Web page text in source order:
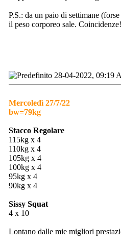
P.S.: da un paio di settimane
il peso corporeo sale.
28-04-2022, 09:19
Mercoledì 27/7/22
bw=79kg
Stacco Regolare
115kg x 4
110kg x 4
105kg x 4
100kg x 4
95kg x 4
90kg x 4
Sissy Squat
4 x 10
Lontano dalle mie migliori